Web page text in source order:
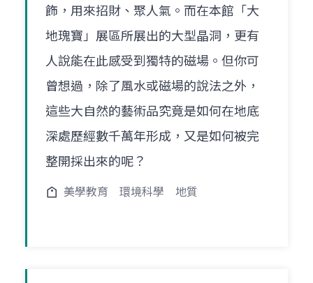
飾，用來招財、聚人氣。而在本館「大
地瑰寶」展區所展出的大型晶洞，更有
人說能在此感受到獨特的磁場。但你可
曾想過，除了風水或磁場的說法之外，
這些大自然的藝術品究竟是如何在地底
深處歷經數千萬年形成，又是如何被完
整開採出來的呢？
美學教育 環境科學 地質